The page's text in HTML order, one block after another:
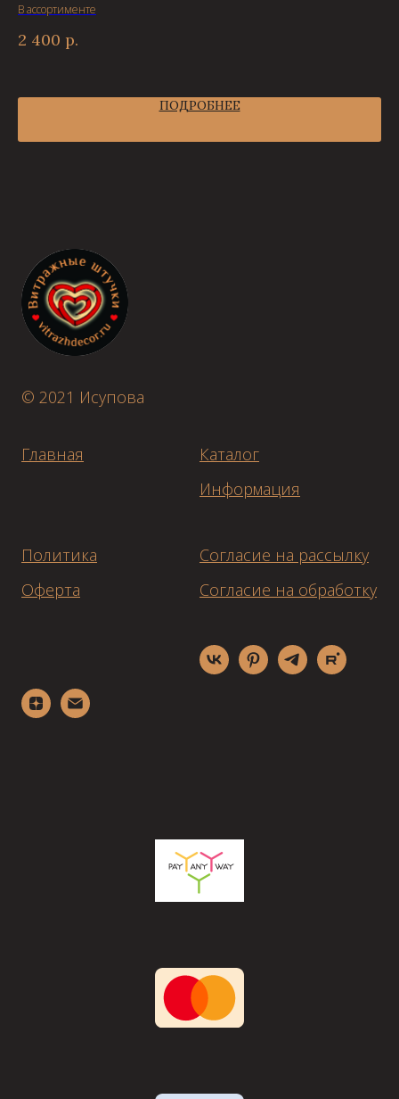
В ассортименте
2 400 р.
ПОДРОБНЕЕ
© 2021 Исупова
Главная
Каталог
Информация
Политика
Оферта
Согласие на рассылку
Согласие на обработку